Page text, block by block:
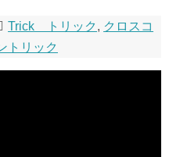
Trick トリック , クロスコ
トリック